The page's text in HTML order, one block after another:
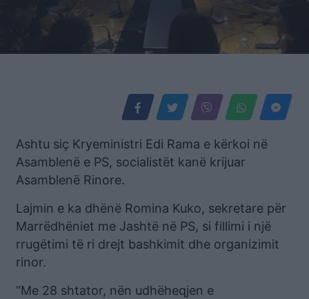
Ashtu siç Kryeministri Edi Rama e kërkoi në
Asamblenë e PS, socialistët kanë krijuar
Asamblenë Rinore.
Lajmin e ka dhënë Romina Kuko, sekretare për
Marrëdhëniet me Jashtë në PS, si fillimi i një
rrugëtimi të ri drejt bashkimit dhe organizimit
rinor.
“Me 28 shtator, nën udhëheqjen e